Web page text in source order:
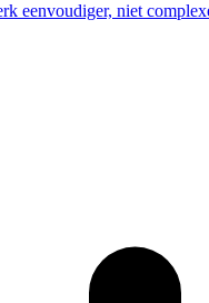
eenvoudiger, niet